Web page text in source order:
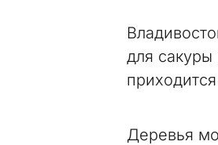
для
Деревья